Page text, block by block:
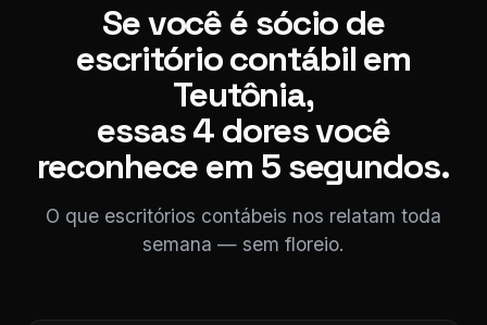
Se você é sócio de
escritório contábil em
Teutônia,
essas 4 dores você
reconhece em 5 segundos.
O que escritórios contábeis nos relatam toda
semana — sem floreio.